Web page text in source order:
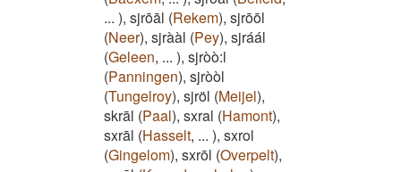
... ), sjrōāl (Rekem), sjrōōl
(Neer), sjrààl (Pey), sjráál
(Geleen, ... ), sjròò:l
(Panningen), sjròòl
(Tungelroy), sjröl (Meijel),
skrāl (Paal), sxral (Hamont),
sxrāl (Hasselt, ... ), sxrol
(Gingelom), sxrōl (Overpelt),